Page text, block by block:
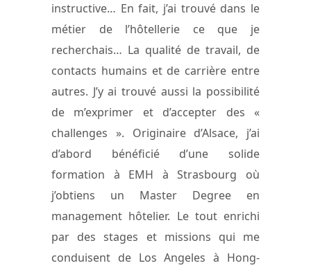
instructive… En fait, j’ai trouvé dans le
métier de l’hôtellerie ce que je
recherchais… La qualité de travail, de
contacts humains et de carrière entre
autres. J’y ai trouvé aussi la possibilité
de m’exprimer et d’accepter des «
challenges ». Originaire d’Alsace, j’ai
d’abord bénéficié d’une solide
formation à EMH à Strasbourg où
j’obtiens un Master Degree en
management hôtelier. Le tout enrichi
par des stages et missions qui me
conduisent de Los Angeles à Hong-